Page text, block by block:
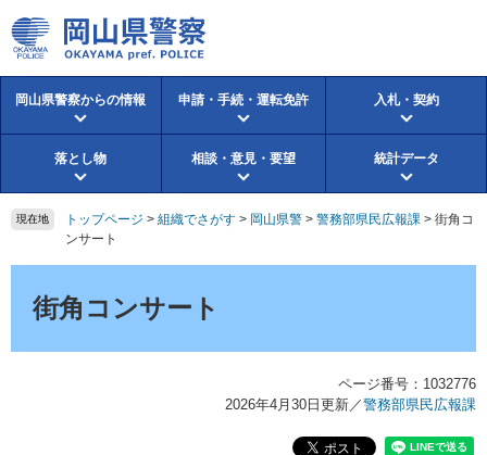
ー
ジ
の
ニ
ュ
ー
て
本
へ
岡山県警察からの情報 申請・手続・運転免許 入札・契約
落とし物 相談・意見・要望 統計データ
現在地 トップページ > 組織でさがす > 岡山県警 > 警務部県民広報課 > 街角コ
ンサート
街角コンサート
ページ番号：1032776
2026年4月30日更新 ／警務部県民広報課